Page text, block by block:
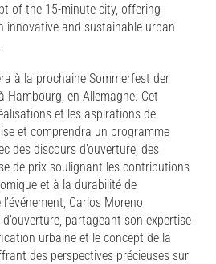
of the 15-minute city, offering
innovative and sustainable urban
à la prochaine Sommerfest der
Hambourg, en Allemagne. Cet
et les aspirations de
et comprendra un programme
des discours d’ouverture, des
de prix soulignant les contributions
et à la durabilité de
Carlos Moreno
partageant son expertise
urbaine et le concept de la
des perspectives précieuses sur